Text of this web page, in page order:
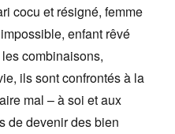
cocu et résigné, femme
enfant rêvé
combinaisons,
ils sont confrontés à la
mal – à soi et aux
de devenir des bien